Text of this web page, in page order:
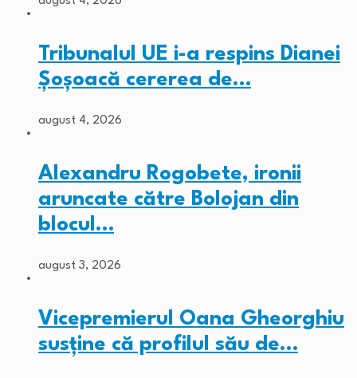
Tribunalul UE i-a respins Dianei
Șoșoacă cererea de…
august 4, 2026
Alexandru Rogobete, ironii
aruncate către Bolojan din
blocul…
august 3, 2026
Vicepremierul Oana Gheorghiu
susține că profilul său de…